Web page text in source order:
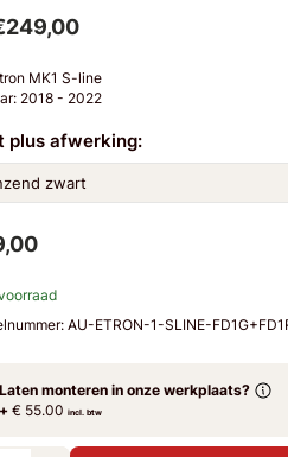
MK1 S-line
2018 - 2022
plus afwerking:
AU-ETRON-1-SLINE-
Laten monteren in onze werkplaats?
+€ 55.00 incl. btw